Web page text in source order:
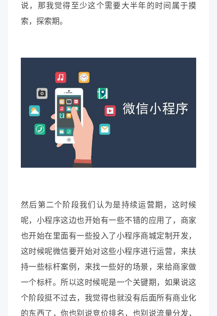
说，那我觉得至少这个需要大半年的时间属于摸
索，探索期。
然后第二个阶段我们认为是持续运营期，这时候
呢，小程序这边也开始有一些不错的应用了，商家
也开始在里面有一些投入了小程序商城定制开发，
这时候呢微信要开始对这些小程序进行运营，来扶
持一些标杆案例，来找一些好的场景，来给商家做
一个标杆。所以这时候呢是一个关键期，如果说这
个阶段挺不过去，我觉得也就没有后面所有商业化
的东西了，你也别说竞价排名，也别说流量分发，